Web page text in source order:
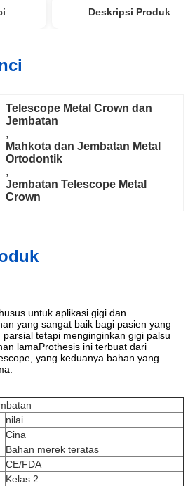
Deskripsi Produk
Telescope Metal Crown dan
Jembatan
,
Mahkota dan Jembatan Metal
Ortodontik
,
Jembatan Telescope Metal
Crown
untuk aplikasi gigi dan
yang sangat baik bagi pasien yang
tetapi menginginkan gigi palsu
lamaProthesis ini terbuat dari
yang keduanya bahan yang
nilai
Cina
Bahan merek teratas
CE/FDA
Kelas 2